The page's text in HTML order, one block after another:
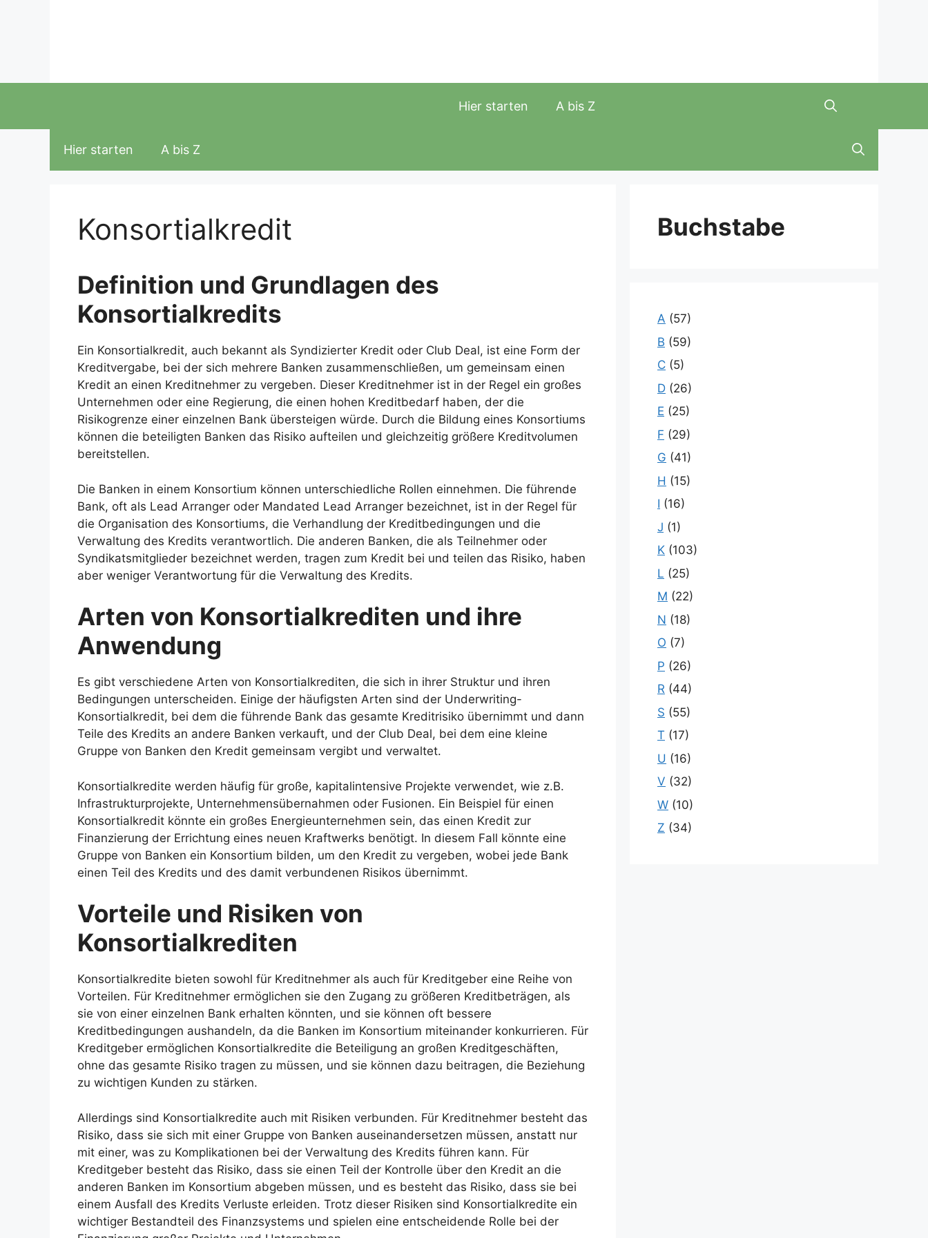
Hier starten A bis Z
Hier starten A bis Z
Konsortialkredit
Definition und Grundlagen des
Konsortialkredits
Ein Konsortialkredit, auch bekannt als Syndizierter Kredit oder Club Deal, ist eine Form der
Kreditvergabe, bei der sich mehrere Banken zusammenschließen, um gemeinsam einen
Kredit an einen Kreditnehmer zu vergeben. Dieser Kreditnehmer ist in der Regel ein großes
Unternehmen oder eine Regierung, die einen hohen Kreditbedarf haben, der die
Risikogrenze einer einzelnen Bank übersteigen würde. Durch die Bildung eines Konsortiums
können die beteiligten Banken das Risiko aufteilen und gleichzeitig größere Kreditvolumen
bereitstellen.
Die Banken in einem Konsortium können unterschiedliche Rollen einnehmen. Die führende
Bank, oft als Lead Arranger oder Mandated Lead Arranger bezeichnet, ist in der Regel für
die Organisation des Konsortiums, die Verhandlung der Kreditbedingungen und die
Verwaltung des Kredits verantwortlich. Die anderen Banken, die als Teilnehmer oder
Syndikatsmitglieder bezeichnet werden, tragen zum Kredit bei und teilen das Risiko, haben
aber weniger Verantwortung für die Verwaltung des Kredits.
Arten von Konsortialkrediten und ihre
Anwendung
Es gibt verschiedene Arten von Konsortialkrediten, die sich in ihrer Struktur und ihren
Bedingungen unterscheiden. Einige der häufigsten Arten sind der Underwriting-
Konsortialkredit, bei dem die führende Bank das gesamte Kreditrisiko übernimmt und dann
Teile des Kredits an andere Banken verkauft, und der Club Deal, bei dem eine kleine
Gruppe von Banken den Kredit gemeinsam vergibt und verwaltet.
Konsortialkredite werden häufig für große, kapitalintensive Projekte verwendet, wie z.B.
Infrastrukturprojekte, Unternehmensübernahmen oder Fusionen. Ein Beispiel für einen
Konsortialkredit könnte ein großes Energieunternehmen sein, das einen Kredit zur
Finanzierung der Errichtung eines neuen Kraftwerks benötigt. In diesem Fall könnte eine
Gruppe von Banken ein Konsortium bilden, um den Kredit zu vergeben, wobei jede Bank
einen Teil des Kredits und des damit verbundenen Risikos übernimmt.
Vorteile und Risiken von
Konsortialkrediten
Konsortialkredite bieten sowohl für Kreditnehmer als auch für Kreditgeber eine Reihe von
Vorteilen. Für Kreditnehmer ermöglichen sie den Zugang zu größeren Kreditbeträgen, als
sie von einer einzelnen Bank erhalten könnten, und sie können oft bessere
Kreditbedingungen aushandeln, da die Banken im Konsortium miteinander konkurrieren. Für
Kreditgeber ermöglichen Konsortialkredite die Beteiligung an großen Kreditgeschäften,
ohne das gesamte Risiko tragen zu müssen, und sie können dazu beitragen, die Beziehung
zu wichtigen Kunden zu stärken.
Allerdings sind Konsortialkredite auch mit Risiken verbunden. Für Kreditnehmer besteht das
Risiko, dass sie sich mit einer Gruppe von Banken auseinandersetzen müssen, anstatt nur
mit einer, was zu Komplikationen bei der Verwaltung des Kredits führen kann. Für
Kreditgeber besteht das Risiko, dass sie einen Teil der Kontrolle über den Kredit an die
anderen Banken im Konsortium abgeben müssen, und es besteht das Risiko, dass sie bei
einem Ausfall des Kredits Verluste erleiden. Trotz dieser Risiken sind Konsortialkredite ein
wichtiger Bestandteil des Finanzsystems und spielen eine entscheidende Rolle bei der
Buchstabe
A (57)
B (59)
C (5)
D (26)
E (25)
F (29)
G (41)
H (15)
I (16)
J (1)
K (103)
L (25)
M (22)
N (18)
O (7)
P (26)
R (44)
S (55)
T (17)
U (16)
V (32)
W (10)
Z (34)